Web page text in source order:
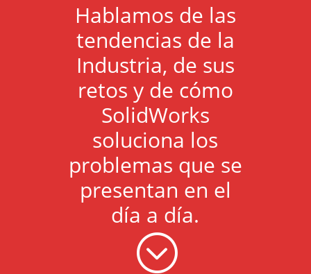
Hablamos de las
tendencias de la
Industria, de sus
retos y de cómo
SolidWorks
soluciona los
problemas que se
presentan en el
día a día.
;